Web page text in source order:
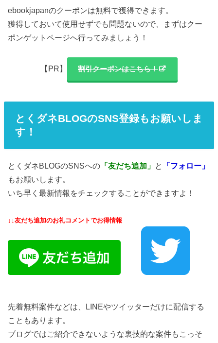
ebookjapanのクーポンは無料で獲得できます。
獲得しておいて使用せずでも問題ないので、まずはクー
ポンゲットページへ行ってみましょう！
【PR】 割引クーポンはこちら！
とくダネBLOGのSNS登録もお願いしま
す！
とくダネBLOGのSNSへの 「友だち追加」 と
「フォロー」
もお願いします。
いち早く最新情報をチェックすることができますよ！
↓↓友だち追加のお礼コメントでお得情報
先着無料案件などは、LINEやツイッターだけに配信する
こともあります。
ブログではご紹介できないような裏技的な案件もこっそ